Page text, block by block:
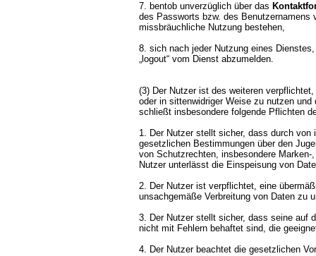
7. bentob unverzüglich über das
des Passworts bzw. des Benutzernamens
missbräuchliche Nutzung bestehen,
8. sich nach jeder Nutzung eines
„logout“ vom Dienst abzumelden.
(3) Der Nutzer ist des weiteren
oder in sittenwidriger Weise zu nutzen
schließt insbesondere folgende Pflichten
1. Der Nutzer stellt sicher, dass durch
gesetzlichen Bestimmungen über den
von Schutzrechten, insbesondere
Nutzer unterlässt die Einspeisung von
2. Der Nutzer ist verpflichtet, eine
unsachgemäße Verbreitung von Daten zu
3. Der Nutzer stellt sicher, dass seine auf
nicht mit Fehlern behaftet sind, die
4. Der Nutzer beachtet die gesetzlichen